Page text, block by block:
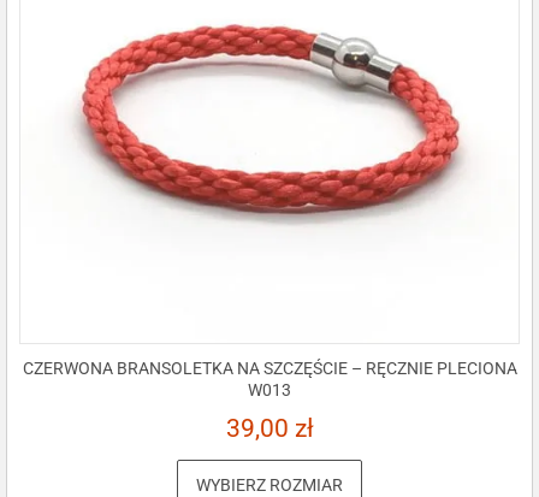
CZERWONA BRANSOLETKA NA SZCZĘŚCIE – RĘCZNIE PLECIONA
W013
39,00 zł
WYBIERZ ROZMIAR